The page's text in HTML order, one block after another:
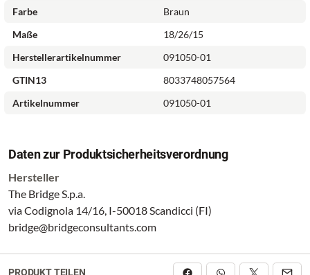
Farbe
Braun
Maße
18/26/15
Herstellerartikelnummer
091050-01
GTIN13
8033748057564
Artikelnummer
091050-01
Daten zur Produktsicherheitsverordnung
Hersteller
The Bridge S.p.a.
via Codignola 14/16, I-50018 Scandicci (FI)
bridge@bridgeconsultants.com
PRODUKT TEILEN